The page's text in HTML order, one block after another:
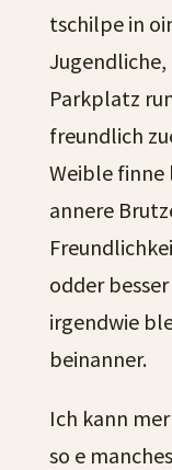
tschilpe in
Jugendliche,
Parkplatz
freundlich
Weible finne
annere
odder
irgendwie
beinanner.
Ich kann
so e